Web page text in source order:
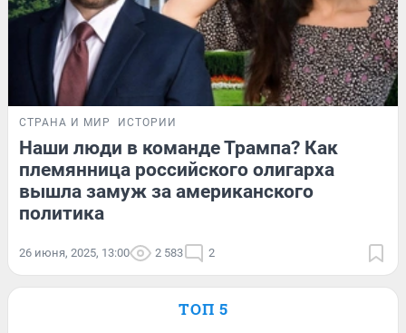
СТРАНА И МИР ИСТОРИИ
Наши люди в команде Трампа? Как
племянница российского олигарха
вышла замуж за американского
политика
26 июня, 2025, 13:00 2 583 2
ТОП 5